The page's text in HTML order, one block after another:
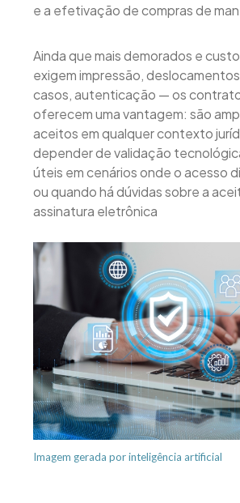
e a efetivação de compras de
Ainda que mais demorados e
exigem impressão,
casos, autenticação — os
oferecem uma vantagem: são
aceitos em qualquer contexto
depender de validação
úteis em cenários onde o acesso
ou quando há dúvidas sobre a
assinatura eletrônica
Imagem gerada por inteligência artificial